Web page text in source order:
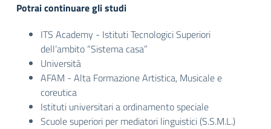
Potrai continuare gli studi
ITS Academy - Istituti Tecnologici Superiori
dell’ambito “Sistema casa”
Università
AFAM - Alta Formazione Artistica, Musicale e
coreutica
Istituti universitari a ordinamento speciale
Scuole superiori per mediatori linguistici (S.S.M.L.)